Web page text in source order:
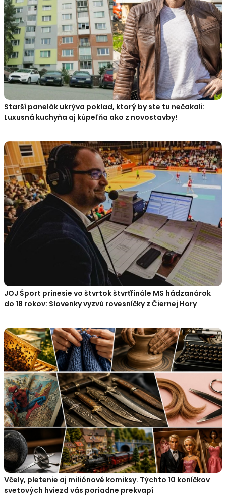
Starší panelák ukrýva poklad, ktorý by ste tu nečakali:
Luxusná kuchyňa aj kúpeľňa ako z novostavby!
JOJ Šport prinesie vo štvrtok štvrťfinále MS hádzanárok
do 18 rokov: Slovenky vyzvú rovesníčky z Čiernej Hory
Včely, pletenie aj miliónové komiksy. Týchto 10 koníčkov
svetových hviezd vás poriadne prekvapí